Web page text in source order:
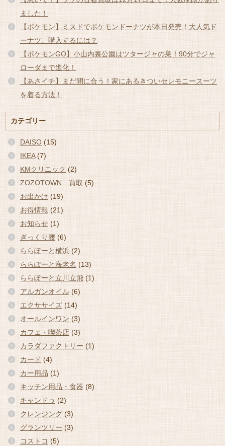
ました！
【ポケモン】ミスドでポケモンドーナツが本日発売！大人気ド
ーナツ、購入するには？
【ポケモンGO】小山内裏公園はツタージャの巣！90分でジャ
ローダまで進化！
【あさイチ】まだ間に合う！家にあるきついセレモニースーツ
を着る方法！
カテゴリー
DAISO (15)
IKEA(7)
KMクリニック (2)
ZOZOTOWN 買取 (5)
お出かけ (19)
お得情報 (21)
お知らせ (1)
ぎっくり腰 (6)
ららぽーと横浜 (2)
ららぽーと海老名 (13)
ららぽーと立川立飛 (1)
アルガンオイル (6)
エクササイズ (14)
オールインワン (3)
カフェ・喫茶店 (3)
カラダファクトリー (1)
カード (4)
カー用品 (1)
キッチン用品・食器 (8)
キャンドゥ (2)
クレンジング (3)
グランツリー (3)
コストコ (5)